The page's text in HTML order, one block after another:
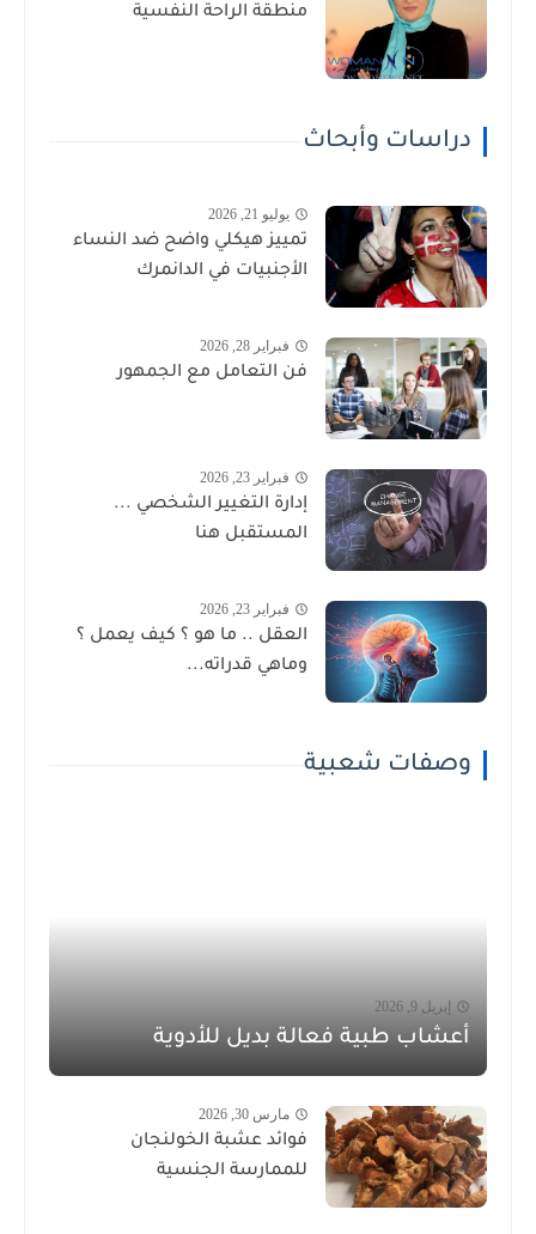
منطقة الراحة النفسية
دراسات وأبحاث
يوليو 21, 2026
تمييز هيكلي واضح ضد النساء
الأجنبيات في الدانمرك
فبراير 28, 2026
فن التعامل مع الجمهور
فبراير 23, 2026
إدارة التغيير الشخصي ...
المستقبل هنا
فبراير 23, 2026
العقل .. ما هو ؟ كيف يعمل ؟
وماهي قدراته...
وصفات شعبية
إبريل 9, 2026
أعشاب طبية فعالة بديل للأدوية
مارس 30, 2026
فوائد عشبة الخولنجان
للممارسة الجنسية